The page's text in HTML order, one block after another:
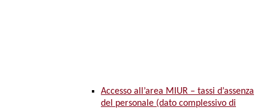
Accesso all’area MIUR – tassi d’assenza
del personale (dato complessivo di